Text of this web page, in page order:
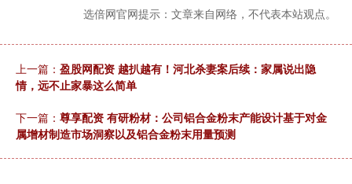
选倍网官网提示：文章来自网络，不代表本站观点。
上一篇： 盈股网配资 越扒越有！河北杀妻案后续：家属说出隐
情，远不止家暴这么简单
下一篇： 尊享配资 有研粉材：公司铝合金粉末产能设计基于对金
属增材制造市场洞察以及铝合金粉末用量预测